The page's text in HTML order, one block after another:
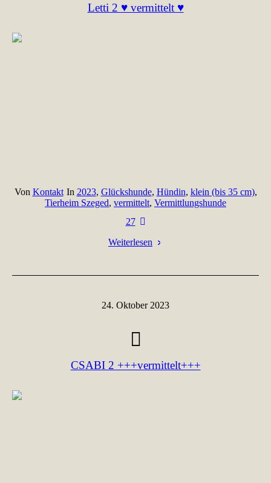
Letti 2 ♥ vermittelt ♥
Von Kontakt In 2023, Glückshunde, Hündin, klein (bis 35 cm),
Tierheim Szeged, vermittelt, Vermittlungshunde
27
Weiterlesen
24. Oktober 2023
CSABI 2 +++vermittelt+++